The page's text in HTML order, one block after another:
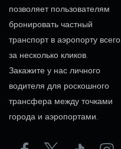
позволяет пользователям
бронировать частный
транспорт в аэропорту всего
за несколько кликов.
Закажите у нас личного
водителя для роскошного
трансфера между точками
города и аэропортами.